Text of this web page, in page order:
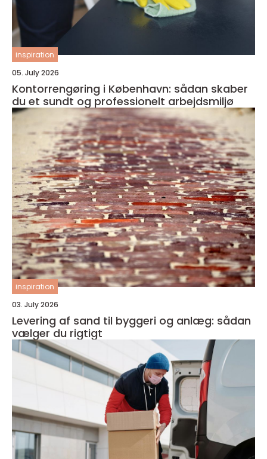
inspiration
05. July 2026
Kontorrengøring i København: sådan skaber
du et sundt og professionelt arbejdsmiljø
inspiration
03. July 2026
Levering af sand til byggeri og anlæg: sådan
vælger du rigtigt